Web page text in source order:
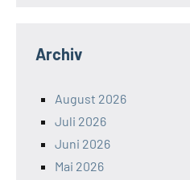
Archiv
August 2026
Juli 2026
Juni 2026
Mai 2026